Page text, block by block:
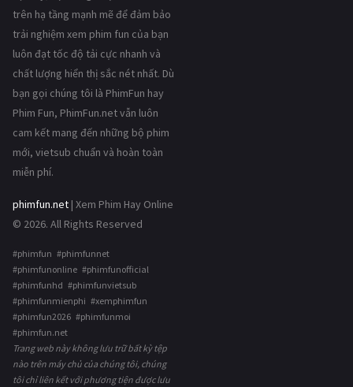
trên hạ tầng mạnh mẽ để đảm bảo
trải nghiệm xem phim fun của bạn
luôn đạt tốc độ tải cực nhanh và
chất lượng hiển thị sắc nét nhất. Dù
bạn gọi chúng tôi là PhimFun hay
Phim Fun, PhimFun.net vẫn luôn
cam kết mang đến những bộ phim
mới, vietsub chuẩn và hoàn toàn
miễn phí.
phimfun.net | Xem Phim Hay Online
© 2026. All Rights Reserved
#phimfun #phimfunnet
#phimfunonline #phimfunofficial
#phimfunhd #phimfunvietsub
#phimfunmienphi #xemphimfun
#phimfun2026 #phimfunmoi
#phimfun.net
Trang web này không lưu trữ bất kỳ tệp
nào trên máy chủ của chúng tôi, chúng
tôi chỉ liên kết với phương tiện được lưu